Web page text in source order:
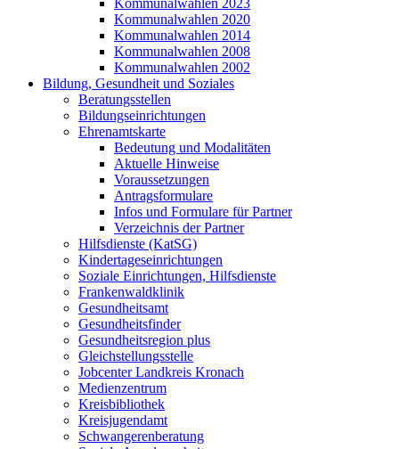
Kommunalwahlen 2023
Kommunalwahlen 2020
Kommunalwahlen 2014
Kommunalwahlen 2008
Kommunalwahlen 2002
Bildung, Gesundheit und Soziales
Beratungsstellen
Bildungseinrichtungen
Ehrenamtskarte
Bedeutung und Modalitäten
Aktuelle Hinweise
Voraussetzungen
Antragsformulare
Infos und Formulare für Partner
Verzeichnis der Partner
Hilfsdienste (KatSG)
Kindertageseinrichtungen
Soziale Einrichtungen, Hilfsdienste
Frankenwaldklinik
Gesundheitsamt
Gesundheitsfinder
Gesundheitsregion plus
Gleichstellungsstelle
Jobcenter Landkreis Kronach
Medienzentrum
Kreisbibliothek
Kreisjugendamt
Schwangerenberatung